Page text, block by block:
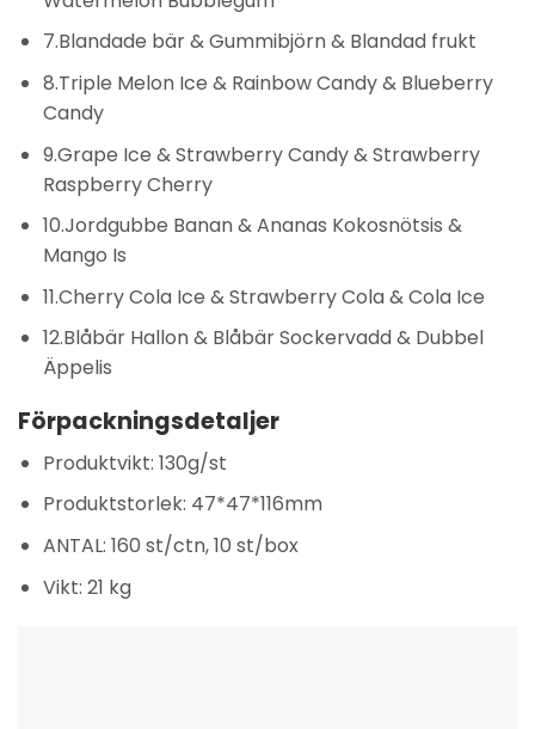
7.Blandade bär & Gummibjörn & Blandad frukt
8.Triple Melon Ice & Rainbow Candy & Blueberry
Candy
9.Grape Ice & Strawberry Candy & Strawberry
Raspberry Cherry
10.Jordgubbe Banan & Ananas Kokosnötsis &
Mango Is
11.Cherry Cola Ice & Strawberry Cola & Cola Ice
12.Blåbär Hallon & Blåbär Sockervadd & Dubbel
Äppelis
Förpackningsdetaljer
Produktvikt: 130g/st
Produktstorlek: 47*47*116mm
ANTAL: 160 st/ctn, 10 st/box
Vikt: 21 kg